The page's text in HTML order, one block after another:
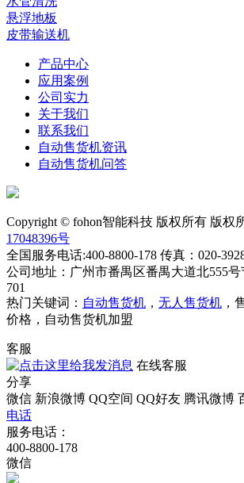
悬浮地板
皮带输送机
产品中心
应用案例
公司实力
关于我们
联系我们
自动售货机资讯
自动售货机问答
Copyright © fohon智能科技 版权所有 版权
17048396号
全国服务电话:400-8800-178 传真：020-
公司地址：广州市番禺区番禺大道北555
701
热门关键词： 自动售货机 ， 无人售货机 ，
价格，自动售货机加盟
客服
在线客服
分享
微信 新浪微博 QQ空间 QQ好友 腾讯微博
电话
服务电话：
400-8800-178
微信